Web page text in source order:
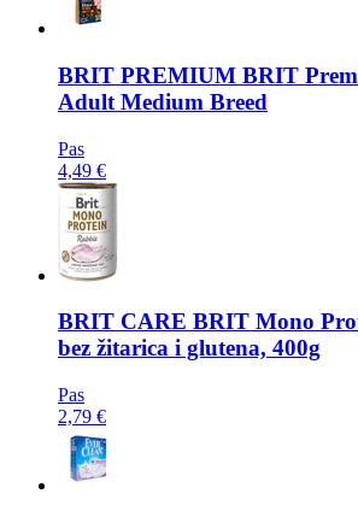
BRIT PREMIUM BRIT
Adult Medium Breed
Pas
4,49 €
BRIT CARE BRIT Mono
bez žitarica i glutena, 400g
Pas
2,79 €